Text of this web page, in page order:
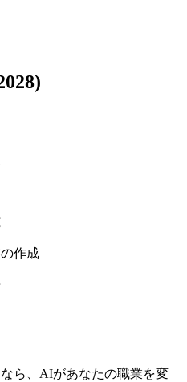
作成
ら、AIがあなたの職業を変